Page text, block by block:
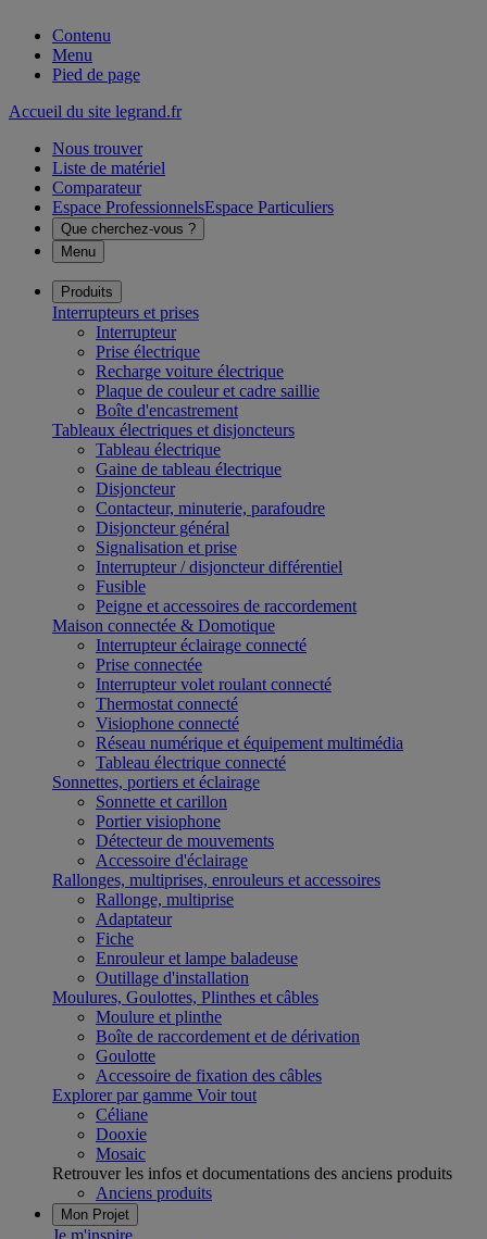
Contenu
Menu
Pied de page
Accueil du site legrand.fr
Nous trouver
Liste de matériel
Comparateur
Espace ProfessionnelsEspace Particuliers
Que cherchez-vous ?
Menu
Produits
Interrupteurs et prises
Interrupteur
Prise électrique
Recharge voiture électrique
Plaque de couleur et cadre saillie
Boîte d'encastrement
Tableaux électriques et disjoncteurs
Tableau électrique
Gaine de tableau électrique
Disjoncteur
Contacteur, minuterie, parafoudre
Disjoncteur général
Signalisation et prise
Interrupteur / disjoncteur différentiel
Fusible
Peigne et accessoires de raccordement
Maison connectée & Domotique
Interrupteur éclairage connecté
Prise connectée
Interrupteur volet roulant connecté
Thermostat connecté
Visiophone connecté
Réseau numérique et équipement multimédia
Tableau électrique connecté
Sonnettes, portiers et éclairage
Sonnette et carillon
Portier visiophone
Détecteur de mouvements
Accessoire d'éclairage
Rallonges, multiprises, enrouleurs et accessoires
Rallonge, multiprise
Adaptateur
Fiche
Enrouleur et lampe baladeuse
Outillage d'installation
Moulures, Goulottes, Plinthes et câbles
Moulure et plinthe
Boîte de raccordement et de dérivation
Goulotte
Accessoire de fixation des câbles
Explorer par gamme Voir tout
Céliane
Dooxie
Mosaic
Retrouver les infos et documentations des anciens produits
Anciens produits
Mon Projet
Je m'inspire